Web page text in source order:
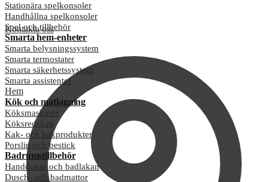
Kontakta oss
Stationära spelkonsoler
Handhållna spelkonsoler
Spel och tillbehör
Smarta hem-enheter
Smarta belysningssystem
Smarta termostater
Smarta säkerhetssystem
Smarta assistenter
Hem
Kök och matlagning
Köksmaskiner
Köksredskap
Kak- och bakprodukter
Porslin och bestick
Badrumstillbehör
Handdukar och badlakan
Dusch- och badmattor